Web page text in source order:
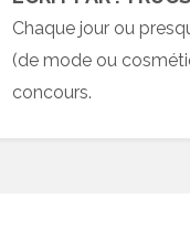
Chaque jour ou
(de mode ou
concours.